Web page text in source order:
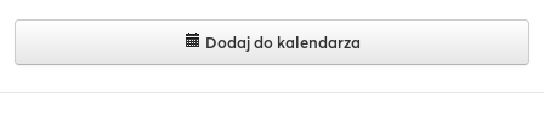
Dodaj do kalendarza